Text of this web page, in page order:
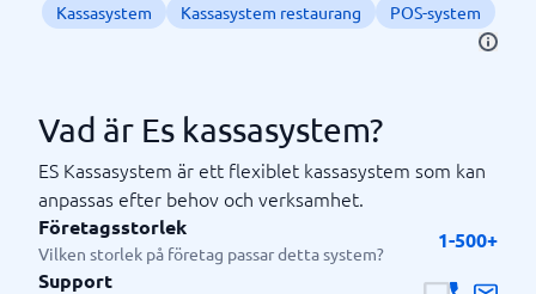
Kassasystem Kassasystem restaurang POS-system
Vad är Es kassasystem?
ES Kassasystem är ett flexiblet kassasystem som kan
anpassas efter behov och verksamhet.
Företagsstorlek
Vilken storlek på företag passar detta system?
1-500+
Support